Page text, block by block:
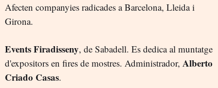
Afecten companyies radicades a Barcelona, Lleida i
Girona.
Events Firadisseny, de Sabadell. Es dedica al muntatge
d'expositors en fires de mostres. Administrador, Alberto
Criado Casas.